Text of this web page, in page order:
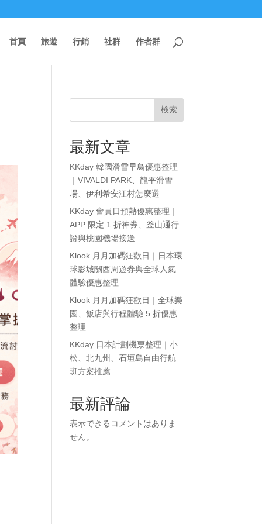
首頁 旅遊 行銷 社群 作者群
検索
最新文章
KKday 韓國滑雪早鳥優惠整理
｜VIVALDI PARK、龍平滑雪
場、伊利希安江村怎麼選
KKday 會員日預熱優惠整理｜
APP 限定 1 折神券、釜山通行
證與桃園機場接送
Klook 月月加碼狂歡日｜日本環
球影城關西周遊券與全球人氣
體驗優惠整理
Klook 月月加碼狂歡日｜全球樂
園、飯店與行程體驗 5 折優惠
整理
KKday 日本計劃機票整理｜小
松、北九州、石垣島自由行航
班方案推薦
最新評論
表示できるコメントはありま
せん。